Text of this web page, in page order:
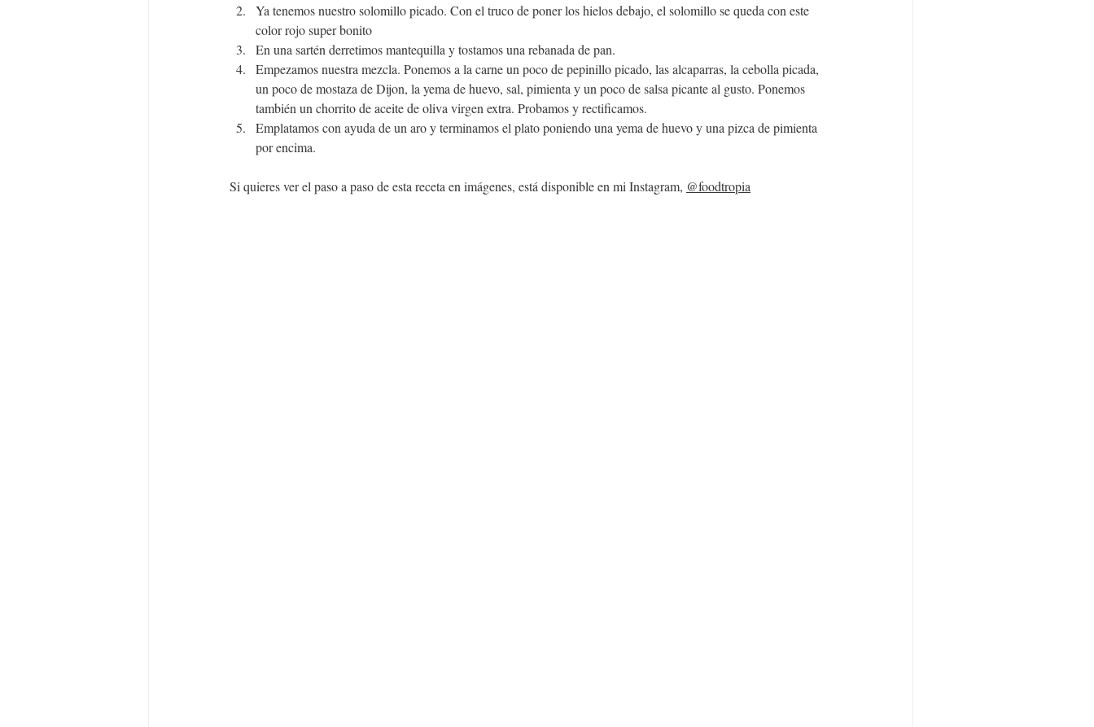
Ya tenemos nuestro solomillo picado. Con el truco de poner los hielos debajo, el solomillo se queda con este
color rojo super bonito
En una sartén derretimos mantequilla y tostamos una rebanada de pan.
Empezamos nuestra mezcla. Ponemos a la carne un poco de pepinillo picado, las alcaparras, la cebolla picada,
un poco de mostaza de Dijon, la yema de huevo, sal, pimienta y un poco de salsa picante al gusto. Ponemos
también un chorrito de aceite de oliva virgen extra. Probamos y rectificamos.
Emplatamos con ayuda de un aro y terminamos el plato poniendo una yema de huevo y una pizca de pimienta
por encima.
Si quieres ver el paso a paso de esta receta en imágenes, está disponible en mi Instagram, @foodtropia